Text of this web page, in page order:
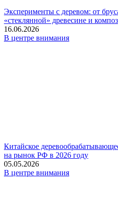
Эксперименты с деревом: от
«стеклянной» древесине и
16.06.2026
В центре внимания
Китайское
на рынок РФ в 2026 году
05.05.2026
В центре внимания